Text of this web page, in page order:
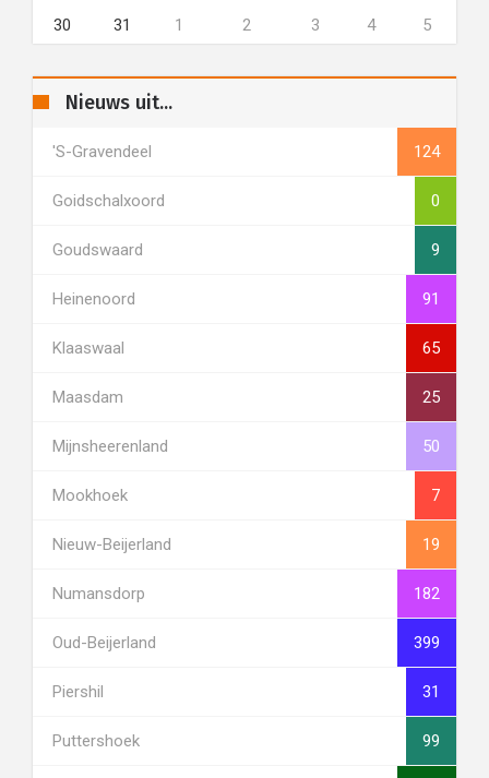
30
31 1 2 3 4 5
Nieuws uit...
's-Gravendeel 124
Goidschalxoord 0
Goudswaard 9
Heinenoord 91
Klaaswaal 65
Maasdam 25
Mijnsheerenland 50
Mookhoek 7
Nieuw-Beijerland 19
Numansdorp 182
Oud-Beijerland 399
Piershil 31
Puttershoek 99